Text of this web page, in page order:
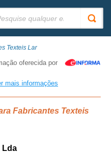
Texteis Lar
oferecida por
mais informações
Fabricantes Texteis
Lda